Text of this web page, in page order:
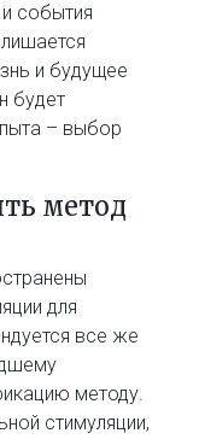
события
и будущее
будет
– выбор
метод
для
все же
методу.
стимуляции,